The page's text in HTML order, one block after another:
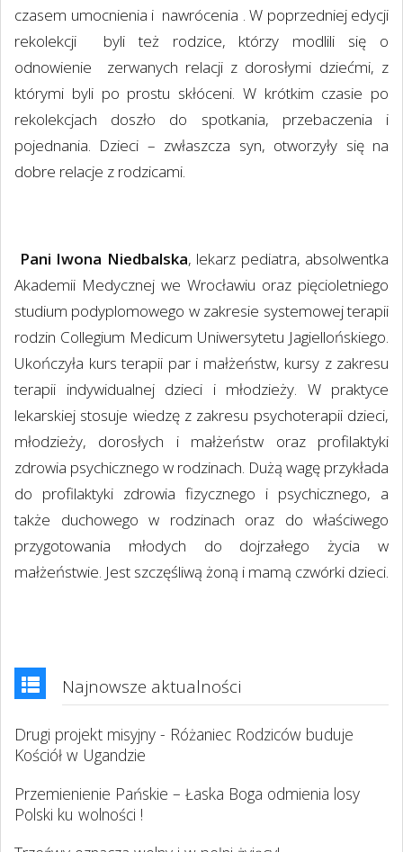
czasem umocnienia i nawrócenia . W poprzedniej edycji
rekolekcji byli też rodzice, którzy modlili się o
odnowienie zerwanych relacji z dorosłymi dziećmi, z
którymi byli po prostu skłóceni. W krótkim czasie po
rekolekcjach doszło do spotkania, przebaczenia i
pojednania. Dzieci – zwłaszcza syn, otworzyły się na
dobre relacje z rodzicami.
Pani Iwona Niedbalska, lekarz pediatra, absolwentka
Akademii Medycznej we Wrocławiu oraz pięcioletniego
studium podyplomowego w zakresie systemowej terapii
rodzin Collegium Medicum Uniwersytetu Jagiellońskiego.
Ukończyła kurs terapii par i małżeństw, kursy z zakresu
terapii indywidualnej dzieci i młodzieży. W praktyce
lekarskiej stosuje wiedzę z zakresu psychoterapii dzieci,
młodzieży, dorosłych i małżeństw oraz profilaktyki
zdrowia psychicznego w rodzinach. Dużą wagę przykłada
do profilaktyki zdrowia fizycznego i psychicznego, a
także duchowego w rodzinach oraz do właściwego
przygotowania młodych do dojrzałego życia w
małżeństwie. Jest szczęśliwą żoną i mamą czwórki dzieci.
Najnowsze aktualności
Drugi projekt misyjny - Różaniec Rodziców buduje
Kościół w Ugandzie
Przemienienie Pańskie – Łaska Boga odmienia losy
Polski ku wolności !